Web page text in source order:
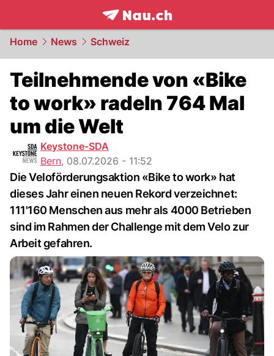
frontpage.NAU.ch
Home News Schweiz
Teilnehmende von «Bike
to work» radeln 764 Mal
um die Welt
Keystone-SDA
Bern, 08.07.2026 - 11:52
Die Veloförderungsaktion «Bike to work» hat
dieses Jahr einen neuen Rekord verzeichnet:
111'160 Menschen aus mehr als 4000 Betrieben
sind im Rahmen der Challenge mit dem Velo zur
Arbeit gefahren.